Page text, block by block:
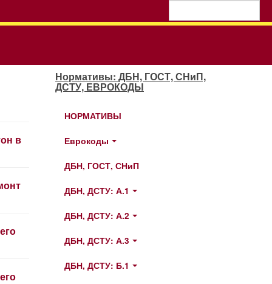
в
Нормативы: ДБН, ГОСТ, СНиП,
ДСТУ, ЕВРОКОДЫ
НОРМАТИВЫ
Еврокоды
ДБН, ГОСТ, СНиП
ДБН, ДСТУ: А.1
ДБН, ДСТУ: А.2
ДБН, ДСТУ: А.3
ДБН, ДСТУ: Б.1